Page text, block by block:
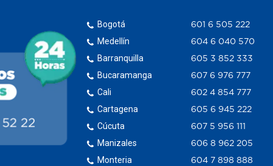
Bogotá
Medellín
Barranquilla
Bucaramanga
Cali
Cartagena
Cúcuta
Manizales
Monteria
601 6 505 222
604 6 040 570
605 3 852 333
607 6 976 777
602 4 854 777
605 6 945 222
607 5 956 111
606 8 962 205
604 7 898 888